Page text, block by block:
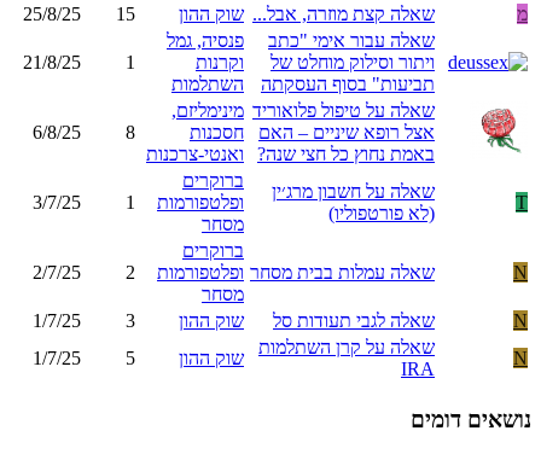
מ
שאלה קצת מוזרה, אבל... שוק ההון 15
25/8/25
שאלה עבור אימי "כתב
ויתור וסילוק מוחלט של
תביעות" בסוף העסקתה
פנסיה, גמל
וקרנות
השתלמות
1
21/8/25
שאלה על טיפול פלואוריד
אצל רופא שיניים – האם
באמת נחוץ כל חצי שנה?
מינימליזם,
חסכנות
ואנטי-צרכנות
8
6/8/25
T
שאלה על חשבון מרג׳ין
(לא פורטפוליו)
ברוקרים
ופלטפורמות
מסחר
1
3/7/25
N שאלה עמלות בבית מסחר
ברוקרים
ופלטפורמות
מסחר
2
2/7/25
N שאלה לגבי תעודות סל שוק ההון 3
1/7/25
N
שאלה על קרן השתלמות
IRA
שוק ההון 5
1/7/25
נושאים דומים